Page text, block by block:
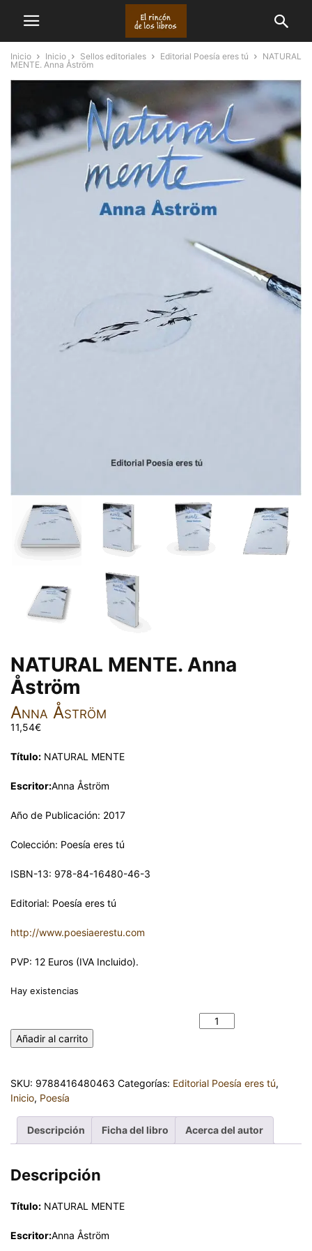
Inicio Inicio Sellos editoriales Editorial Poesía eres tú
NATURAL
MENTE. Anna Åström
NATURAL MENTE. Anna
Åström
Anna Åström
11,54€
Título: NATURAL MENTE
Escritor:Anna Åström
Año de Publicación: 2017
Colección: Poesía eres tú
ISBN-13: 978-84-16480-46-3
Editorial: Poesía eres tú
http://www.poesiaerestu.com
PVP: 12 Euros (IVA Incluido).
Hay existencias
Añadir al carrito
SKU: 9788416480463 Categorías: Editorial Poesía eres tú,
Inicio, Poesía
Descripción Ficha del libro Acerca del autor
Descripción
Título: NATURAL MENTE
Escritor:Anna Åström